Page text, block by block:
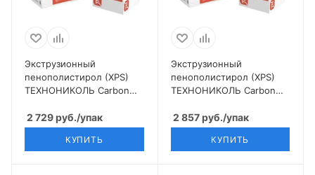
Экструзионный
пенополистирол (XPS)
ТЕХНОНИКОЛЬ Carbon
шт
2 729руб./упак
КУПИТЬ
Экструзионный
пенополистирол (XPS)
ТЕХНОНИКОЛЬ Carbon
шт
2 857руб./упак
КУПИТЬ